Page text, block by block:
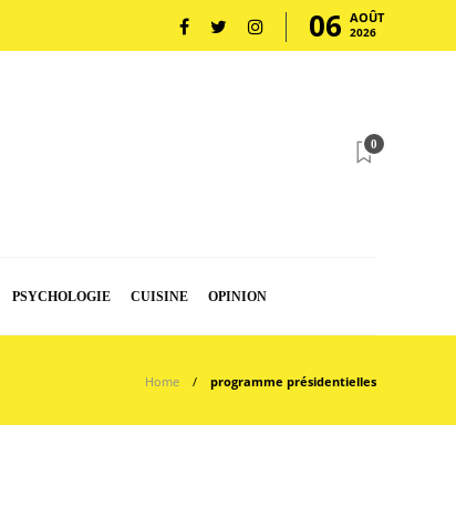
06 AOÛT
2026
0
PSYCHOLOGIE CUISINE OPINION
Home programme présidentielles